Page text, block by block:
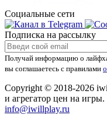
Социальные сети
Подписка на рассылку
Получай информацию о
вы соглашаетесь с правилами
Copyright © 2018-2026
и агрегатор цен на
info@iwillplay.ru